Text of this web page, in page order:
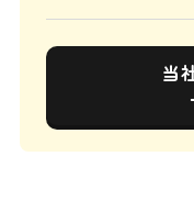
当